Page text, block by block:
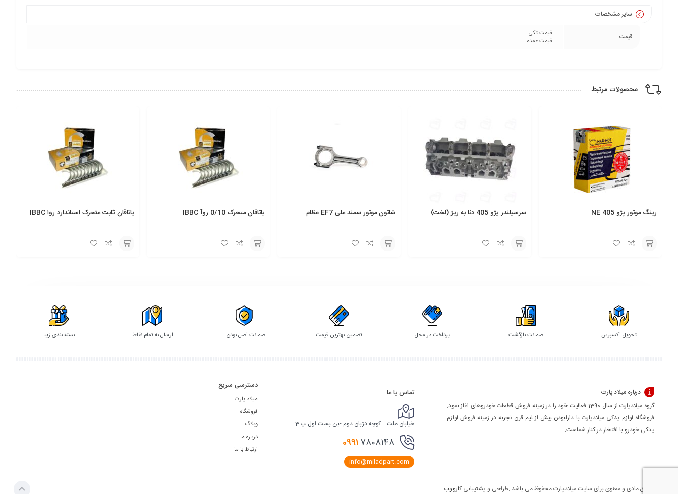
سایر مشخصات
قیمت
قیمت تکی
قیمت عمده
محصولات مرتبط
رینگ موتور پژو 405 NE سرسیلندر پژو 405 دنا به ریز (لخت) شاتون موتور سمند ملی EF7 عظام یاتاقان متحرک 0/10 روآ IBBC یاتاقان ثابت متحرک استاندارد روا IBBC
تحویل اکسپرس ضمانت بازگشت پرداخت در محل تضمین بهترین قیمت ضمانت اصل بودن ارسال به تمام نقاط بسته بندی زیبا
درباره میلاد پارت
گروه میلادپارت از سال 1390 فعالیت خود را در زمینه فروش قطعات خودروهای اغاز نمود.
فروشگاه لوازم یدکی میلادپارت با دارابودن بیش از نیم قرن تجربه در زمینه فروش لوازم
یدکی خودرو با افتخار در کنار شماست.
تماس با ما
خیابان ملت – کوچه دژبان دوم -بن بست اول پ 3
09917808148
info@miladpart.com
دسترسی سریع
میلاد پارت
فروشگاه
وبلاگ
درباره ما
ارتباط با ما
کلیه حقوق مادی و معنوی برای سایت میلادپارت محفوظ می باشد .طراحی و پشتیبانیکارووب